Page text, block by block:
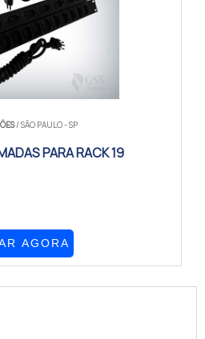
/ SÃO PAULO - SP
PARA RACK 19
AGORA